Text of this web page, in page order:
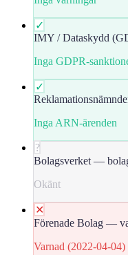
✓
IMY / Dataskydd
Inga GDPR-
✓
Inga ARN-ärenden
?
Bolagsverket —
Okänt
✕
Förenade Bolag —
Varnad (2022-04-04)